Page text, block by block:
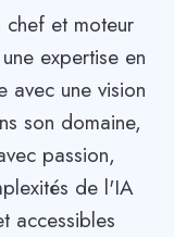
chef et moteur
expertise en
avec une vision
son domaine,
passion,
de l'IA
accessibles